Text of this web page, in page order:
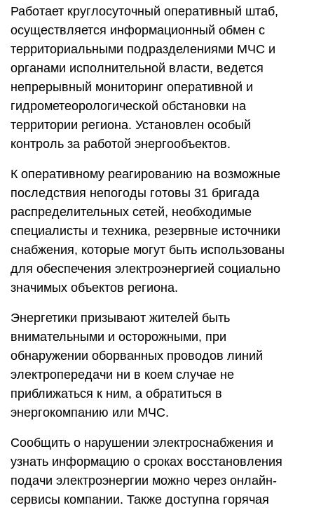
Работает круглосуточный оперативный штаб,
осуществляется информационный обмен с
территориальными подразделениями МЧС и
органами исполнительной власти, ведется
непрерывный мониторинг оперативной и
гидрометеорологической обстановки на
территории региона. Установлен особый
контроль за работой энергообъектов.
К оперативному реагированию на возможные
последствия непогоды готовы 31 бригада
распределительных сетей, необходимые
специалисты и техника, резервные источники
снабжения, которые могут быть использованы
для обеспечения электроэнергией социально
значимых объектов региона.
Энергетики призывают жителей быть
внимательными и осторожными, при
обнаружении оборванных проводов линий
электропередачи ни в коем случае не
приближаться к ним, а обратиться в
энергокомпанию или МЧС.
Сообщить о нарушении электроснабжения и
узнать информацию о сроках восстановления
подачи электроэнергии можно через онлайн-
сервисы компании. Также доступна горячая